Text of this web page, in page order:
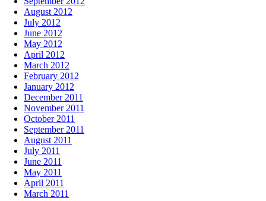
August 2012
July 2012
June 2012
May 2012
April 2012
March 2012
February 2012
January 2012
December 2011
November 2011
October 2011
September 2011
August 2011
July 2011
June 2011
May 2011
April 2011
March 2011